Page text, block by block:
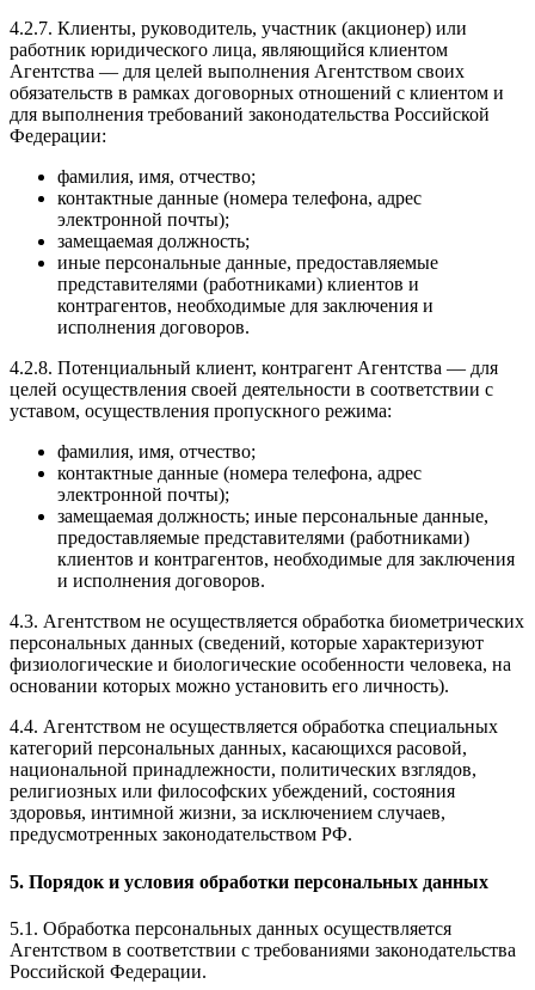
4.2.7. Клиенты, руководитель, участник (акционер) или
работник юридического лица, являющийся клиентом
Агентства — для целей выполнения Агентством своих
обязательств в рамках договорных отношений с клиентом и
для выполнения требований законодательства Российской
Федерации:
фамилия, имя, отчество;
контактные данные (номера телефона, адрес
электронной почты);
замещаемая должность;
иные персональные данные, предоставляемые
представителями (работниками) клиентов и
контрагентов, необходимые для заключения и
исполнения договоров.
4.2.8. Потенциальный клиент, контрагент Агентства — для
целей осуществления своей деятельности в соответствии с
уставом, осуществления пропускного режима:
фамилия, имя, отчество;
контактные данные (номера телефона, адрес
электронной почты);
замещаемая должность; иные персональные данные,
предоставляемые представителями (работниками)
клиентов и контрагентов, необходимые для заключения
и исполнения договоров.
4.3. Агентством не осуществляется обработка биометрических
персональных данных (сведений, которые характеризуют
физиологические и биологические особенности человека, на
основании которых можно установить его личность).
4.4. Агентством не осуществляется обработка специальных
категорий персональных данных, касающихся расовой,
национальной принадлежности, политических взглядов,
религиозных или философских убеждений, состояния
здоровья, интимной жизни, за исключением случаев,
предусмотренных законодательством РФ.
5. Порядок и условия обработки персональных данных
5.1. Обработка персональных данных осуществляется
Агентством в соответствии с требованиями законодательства
Российской Федерации.